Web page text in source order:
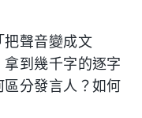
把聲音變成文
到幾千字的逐字
分發言人？如何